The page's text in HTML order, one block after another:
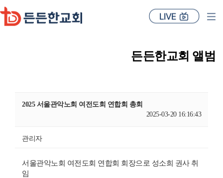
든든한교회 앨범
2025 서울관악노회 여전도회 연합회 총회
2025-03-20 16:16:43
관리자
서울관악노회 여전도회 연합회 회장으로 성소희 권사 취
임